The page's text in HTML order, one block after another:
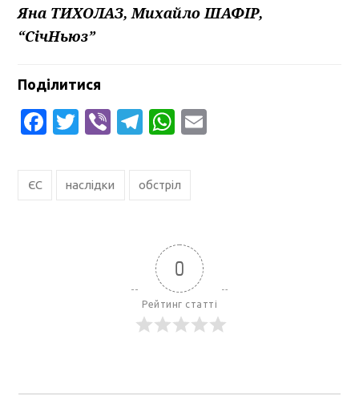
Яна ТИХОЛАЗ, Михайло ШАФІР,
“СічНьюз”
Поділитися
Facebook
Twitter
ViberTelegram
WhatsApp
ЄС наслідки обстріл
0
Рейтинг статті